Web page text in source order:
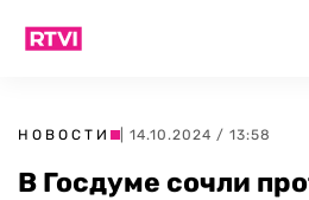
НОВОСТИ | 14.10.2024 / 13:58
В Госдуме сочли